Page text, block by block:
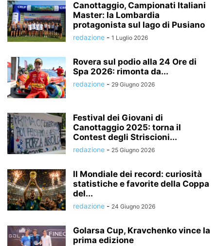
Canottaggio, Campionati Italiani
Master: la Lombardia
protagonista sul lago di Pusiano
redazione - 1 Luglio 2026
Rovera sul podio alla 24 Ore di
Spa 2026: rimonta da...
redazione - 29 Giugno 2026
Festival dei Giovani di
Canottaggio 2025: torna il
Contest degli Striscioni...
redazione - 25 Giugno 2026
Il Mondiale dei record: curiosità
statistiche e favorite della Coppa
del...
redazione - 24 Giugno 2026
Golarsa Cup, Kravchenko vince la
prima edizione